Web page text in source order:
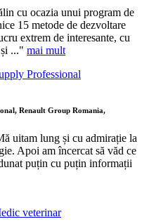
cu ocazia unui program de
15 metode de dezvoltare
extrem de interesante, cu
..." mai mult
Renault Group Romania,
uitam lung și cu admirație la
Apoi am încercat să văd ce
puțin cu puțin informații